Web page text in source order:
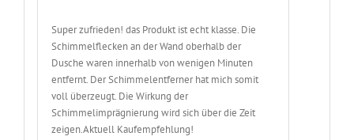
Super zufrieden! das Produkt ist echt klasse. Die
Schimmelflecken an der Wand oberhalb der
Dusche waren innerhalb von wenigen Minuten
entfernt. Der Schimmelentferner hat mich somit
voll überzeugt. Die Wirkung der
Schimmelimprägnierung wird sich über die Zeit
zeigen.Aktuell Kaufempfehlung!